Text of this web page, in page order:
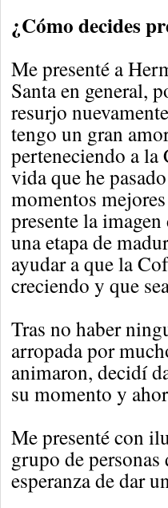
¿Cómo decides
Me presenté a
Santa en general,
resurjo
tengo un gran
perteneciendo a la
vida que he
momentos
presente la
una etapa de
ayudar a que la
creciendo y que
Tras no haber
arropada por
animaron, decidí
su momento y
Me presenté con
grupo de
esperanza de dar